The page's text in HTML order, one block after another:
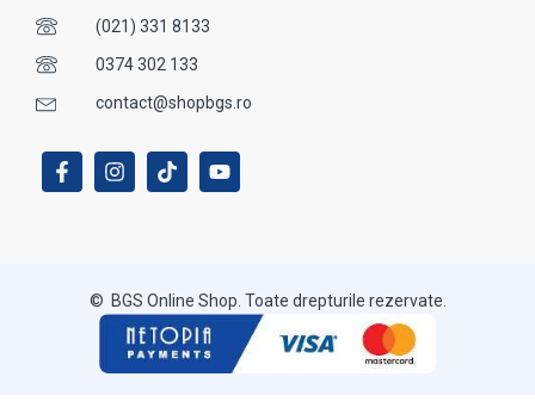
(021) 331 8133
0374 302 133
contact@shopbgs.ro
© BGS Online Shop. Toate drepturile rezervate.